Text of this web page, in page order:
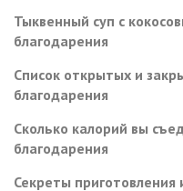
Тыквенный суп с
благодарения
Список открытых и
благодарения
Сколько калорий вы
благодарения
Секреты